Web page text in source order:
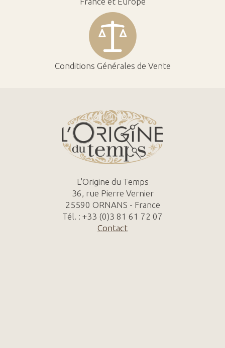
Conditions Générales de Vente
L'Origine du Temps
36, rue Pierre Vernier
25590 ORNANS - France
Tél. : +33 (0)3 81 61 72 07
Contact